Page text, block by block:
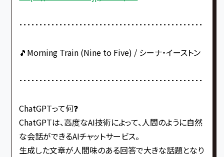
･･････････････････････････････････････････････
🎵Morning Train (Nine to Five) / シーナ・イーストン
･･････････････････････････････････････････････
ChatGPTって何❓
ChatGPTは、高度なAI技術によって、人間のように自然
な会話ができるAIチャットサービス。
生成した文章が人間味のある回答で大きな話題となり